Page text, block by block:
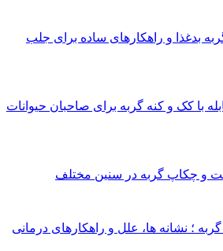
بدغذا و راهکارهای ساده برای جلب
با کک و کنه گربه برای صاحبان حیوانات
و چکاپ گربه در سنین مختلف
؛ نشانه‌ ها، علل و راهکارهای درمانی